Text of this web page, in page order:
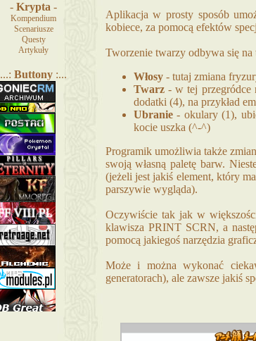
- Krypta -
Kompendium
Scenariusze
Questy
Artykuły
...: Buttony :...
Aplikacja w prosty sposób
kobiece, za pomocą efektów
Tworzenie twarzy odbywa się na
Włosy- tutaj zmiana
Twarz- w tej przegródce
dodatki (4), na przykład
Ubranie- okulary (1),
kocie uszka (^-^)
Programik umożliwia także
swoją własną paletę barw.
(jeżeli jest jakiś element, który
parszywie wygląda).
Oczywiście tak jak w
klawisza PRINT SCRN, a
pomocą jakiegoś narzędzia
Może i można wykonać
generatorach), ale zawsze jakiś